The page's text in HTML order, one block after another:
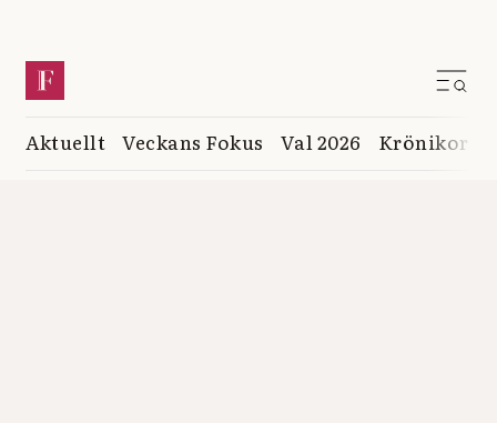
Aktuellt Veckans Fokus Val 2026 Krönikor